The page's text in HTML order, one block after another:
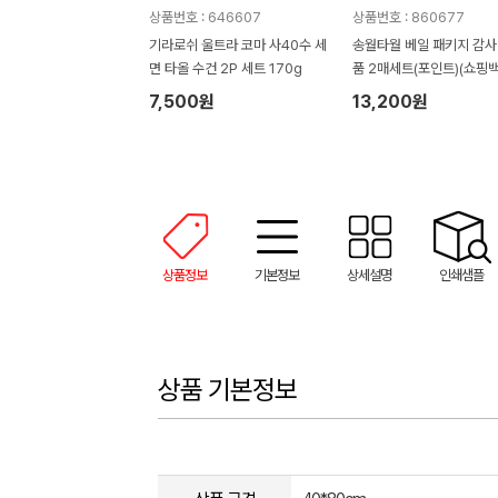
상품번호 : 646607
기라로쉬 울트라 코마 사40수 세
면 타올 수건 2P 세트 170g
7,500원
상품번호 : 860677
송월타월 베일 패키지 감
품 2매세트(포인트)(쇼핑
정)
13,200원
상품정보 기본정보 상세설명 인쇄샘플
상품 기본정보